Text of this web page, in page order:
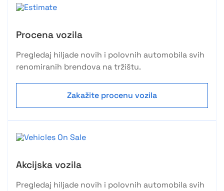
Procena vozila
Pregledaj hiljade novih i polovnih automobila svih
renomiranih brendova na tržištu.
Zakažite procenu vozila
Akcijska vozila
Pregledaj hiljade novih i polovnih automobila svih